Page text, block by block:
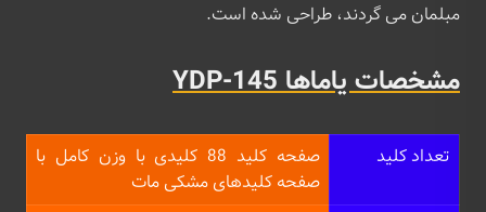
مبلمان می گردند، طراحی شده است.
مشخصات یاماها YDP-145
تعداد کلید
صفحه کلید 88 کلیدی با وزن کامل با
صفحه کلیدهای مشکی مات